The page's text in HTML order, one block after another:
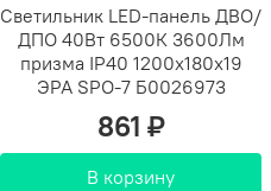
Светильник LED-панель ДВО/
ДПО 40Вт 6500К 3600Лм
призма IP40 1200х180х19
ЭРА SPO-7 Б0026973
861 ₽
В корзину